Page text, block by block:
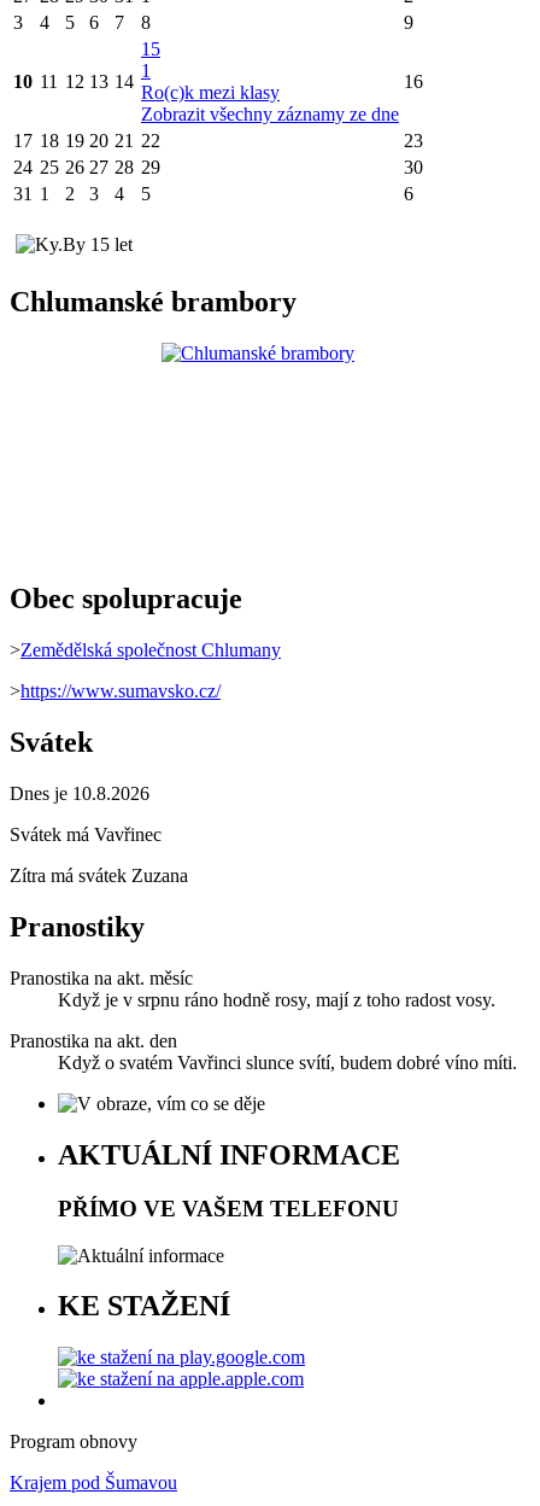
3
4 5 6 7 8 9
10 11 12 13 14
15
1
Ro(c)k mezi klasy
Zobrazit všechny záznamy ze dne
16
17 18 19 20 21 22
23
24 25 26 27 28 29
30
31 1 2 3 4 5 6
Chlumanské brambory
Obec spolupracuje
>Zemědělská společnost Chlumany
>https://www.sumavsko.cz/
Svátek
Dnes je 10.8.2026
Svátek má Vavřinec
Zítra má svátek Zuzana
Pranostiky
Pranostika na akt. měsíc
Když je v srpnu ráno hodně rosy, mají z toho radost vosy.
Pranostika na akt. den
Když o svatém Vavřinci slunce svítí, budem dobré víno míti.
AKTUÁLNÍ INFORMACE
PŘÍMO VE VAŠEM TELEFONU
KE STAŽENÍ
Program obnovy
Krajem pod Šumavou